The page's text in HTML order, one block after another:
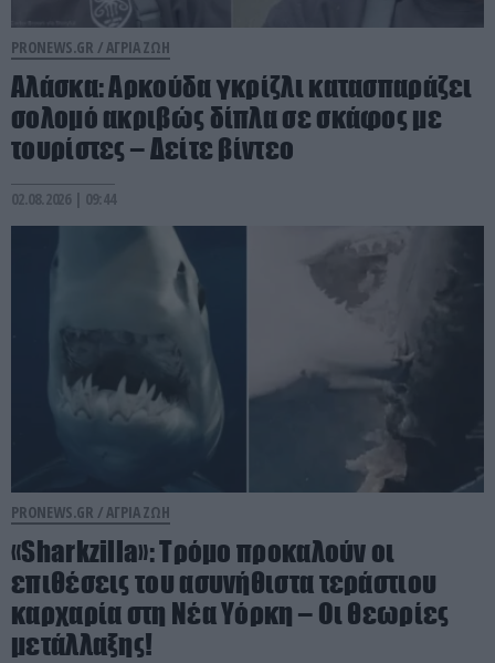
PRONEWS.GR / ΑΓΡΙΑ ΖΩΗ
Αλάσκα: Αρκούδα γκρίζλι κατασπαράζει
σολομό ακριβώς δίπλα σε σκάφος με
τουρίστες – Δείτε βίντεο
02.08.2026 | 09:44
PRONEWS.GR /ΑΓΡΙΑ ΖΩΗ
«Sharkzilla»: Tρόμο προκαλούν οι
επιθέσεις του ασυνήθιστα τεράστιου
καρχαρία στη Νέα Υόρκη – Οι θεωρίες
μετάλλαξης!